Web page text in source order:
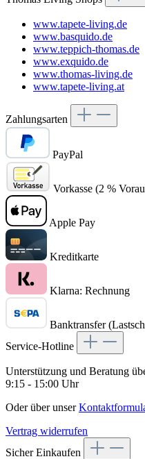
www.tapete-living.de
www.basquido.de
www.teppich-thomas.de
www.exquido.de
www.thomas-living.de
www.tapete-living.at
Zahlungsarten
PayPal
Vorkasse (2 %
Apple Pay
Kreditkarte
Klarna: Rechnung
Banktransfer
Service-Hotline
Unterstützung und Beratung
9:15 - 15:00 Uhr
Oder über unser
Vertrag widerrufen
Sicher Einkaufen